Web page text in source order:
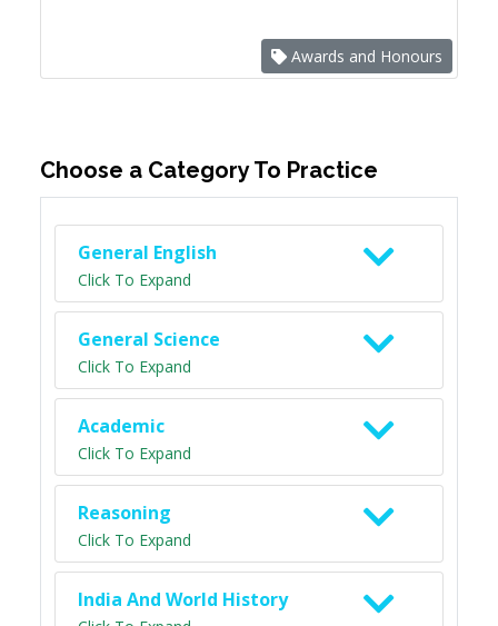
Awards and Honours
Choose a Category To Practice
General English
Click To Expand
General Science
Click To Expand
Academic
Click To Expand
Reasoning
Click To Expand
India And World History